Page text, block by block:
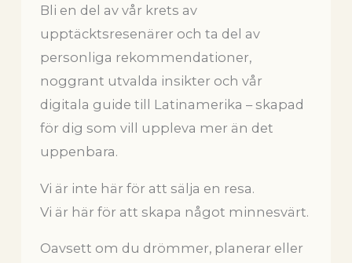
Bli en del av vår krets av
upptäcktsresenärer och ta del av
personliga rekommendationer,
noggrant utvalda insikter och vår
digitala guide till Latinamerika – skapad
för dig som vill uppleva mer än det
uppenbara.
Vi är inte här för att sälja en resa.
Vi är här för att skapa något minnesvärt.
Oavsett om du drömmer, planerar eller